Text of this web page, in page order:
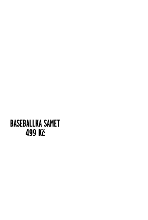
BASEBALLKA SAMET
499Kč